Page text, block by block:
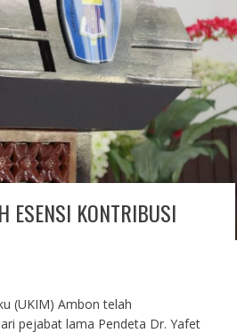
ESENSI KONTRIBUSI
(UKIM) Ambon telah
pejabat lama Pendeta Dr. Yafet